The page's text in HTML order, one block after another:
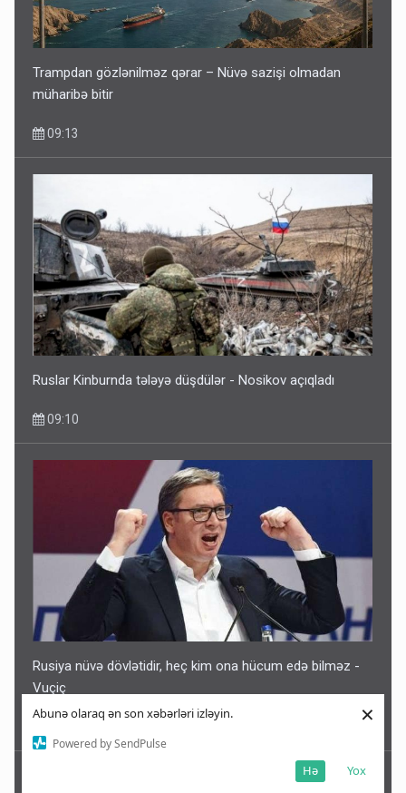
Abunə olaraq ən son xəbərləri izləyin.
Powered by SendPulse
Yox
Hə
×
Trampdan gözlənilməz qərar – Nüvə sazişi olmadan
müharibə bitir
09:13
Ruslar Kinburnda tələyə düşdülər - Nosikov açıqladı
09:10
Rusiya nüvə dövlətidir, heç kim ona hücum edə bilməz -
Vuçiç